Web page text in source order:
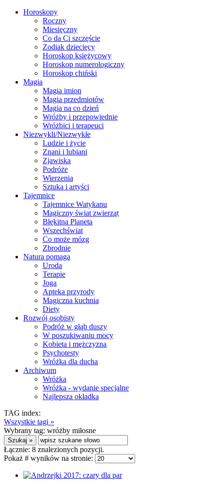
Horoskopy
Roczny
Miesięczny
Co da Ci szczęście
Zodiak dziecięcy
Horoskop księżycowy
Horoskop numerologiczny
Horoskop chiński
Magia
Magia imion
Magia przedmiotów
Magia na co dzień
Wróżby i przepowiednie
Wróżbici i terapeuci
Niezwykli/Niezwykłe
Ludzie i życie
Znani i lubiani
Zjawiska
Podróże
Wierzenia
Sztuka i artyści
Tajemnice
Tajemnice Watykanu
Magiczny świat zwierząt
Błękitna Planeta
Wszechświat
Co może mózg
Zbrodnie
Natura pomaga
Uroda
Terapie
Joga
Apteka przyrody
Magiczna kuchnia
Diety
Rozwój osobisty
Podróż w głąb duszy
W poszukiwaniu mocy
Kobieta i mężczyzna
Psychotesty
Wróżka dla ducha
Archiwum
Wróżka
Wróżka - wydanie specjalne
Najlepsza okładka
TAG index:
Wszystkie tagi »
Wybrany tag: wróżby miłosne
Łącznie: 8 znalezionych pozycji.
Pokaż # wyników na stronie: